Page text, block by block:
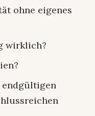
ohne eigenes
wirklich?
endgültigen